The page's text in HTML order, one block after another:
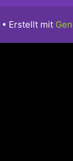
• Erstellt mit